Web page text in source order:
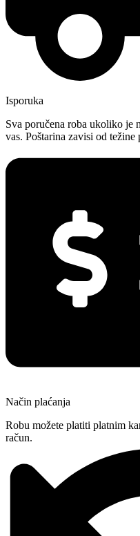
Isporuka
Sva poručena roba ukoliko je
vas. Poštarina zavisi od
Način plaćanja
Robu možete platiti platnim
račun.